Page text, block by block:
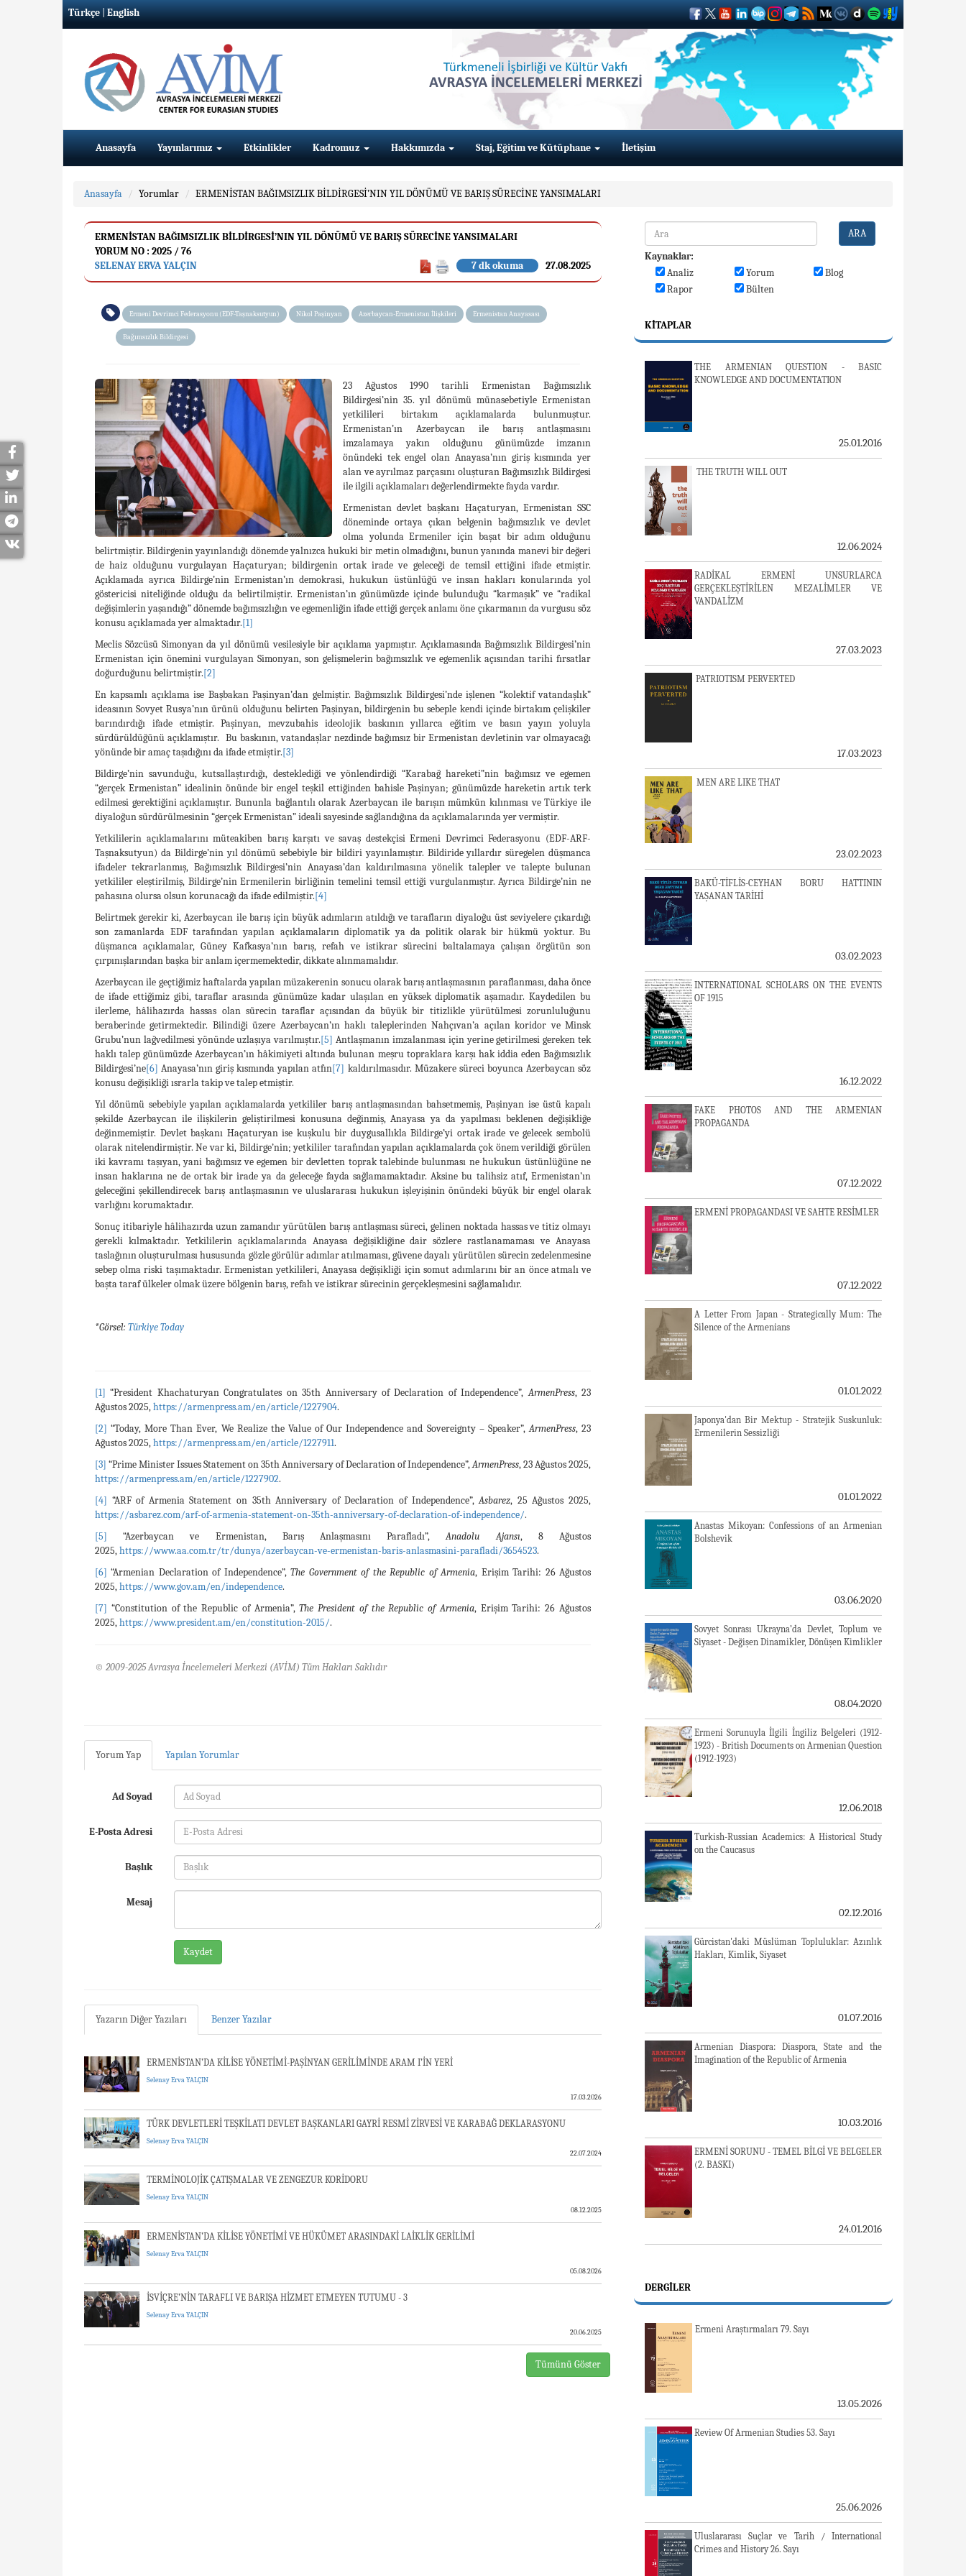
Türkçe|English
Anasayfa Yayınlarımız Etkinlikler Kadromuz Hakkımızda Staj, Eğitim ve Kütüphane İletişim
Anasayfa Yorumlar ERMENİSTAN BAĞIMSIZLIK BİLDİRGESİ’NIN YIL DÖNÜMÜ VE BARIŞ SÜRECİNE YANSIMALARI
ERMENİSTAN BAĞIMSIZLIK BİLDİRGESİ’NIN YIL DÖNÜMÜ VE BARIŞ SÜRECİNE YANSIMALARI
YORUM NO : 2025 / 76
SELENAY ERVA YALÇIN
27.08.2025
7 dk okuma
Ermeni Devrimci Federasyonu (EDF-Taşnaksutyun) Nikol Paşinyan Azerbaycan-Ermenistan İlişkileri Ermenistan Anayasası
Bağımsızlık Bildirgesi
23 Ağustos 1990 tarihli Ermenistan Bağımsızlık
Bildirgesi’nin 35. yıl dönümü münasebetiyle Ermenistan
yetkilileri birtakım açıklamalarda bulunmuştur.
Ermenistan’ın Azerbaycan ile barış antlaşmasını
imzalamaya yakın olduğunu günümüzde imzanın
önündeki tek engel olan Anayasa’nın giriş kısmında yer
alan ve ayrılmaz parçasını oluşturan Bağımsızlık Bildirgesi
ile ilgili açıklamaları değerlendirmekte fayda vardır.
Ermenistan devlet başkanı Haçaturyan, Ermenistan SSC
döneminde ortaya çıkan belgenin bağımsızlık ve devlet
olma yolunda Ermeniler için başat bir adım olduğunu
belirtmiştir. Bildirgenin yayınlandığı dönemde yalnızca hukuki bir metin olmadığını, bunun yanında manevi bir değeri
de haiz olduğunu vurgulayan Haçaturyan; bildirgenin ortak irade ve geleceği de temsil ettiğini ifade etmiştir.
Açıklamada ayrıca Bildirge’nin Ermenistan’ın demokrasi, hukukun üstünlüğü ve insan hakları konularında yol
göstericisi niteliğinde olduğu da belirtilmiştir. Ermenistan’ın günümüzde içinde bulunduğu “karmaşık” ve “radikal
değişimlerin yaşandığı” dönemde bağımsızlığın ve egemenliğin ifade ettiği gerçek anlamı öne çıkarmanın da vurgusu söz
konusu açıklamada yer almaktadır.[1]
Meclis Sözcüsü Simonyan da yıl dönümü vesilesiyle bir açıklama yapmıştır. Açıklamasında Bağımsızlık Bildirgesi’nin
Ermenistan için önemini vurgulayan Simonyan, son gelişmelerin bağımsızlık ve egemenlik açısından tarihi fırsatlar
doğurduğunu belirtmiştir.[2]
En kapsamlı açıklama ise Başbakan Paşinyan’dan gelmiştir. Bağımsızlık Bildirgesi’nde işlenen “kolektif vatandaşlık”
ideasının Sovyet Rusya’nın ürünü olduğunu belirten Paşinyan, bildirgenin bu sebeple kendi içinde birtakım çelişkiler
barındırdığı ifade etmiştir. Paşinyan, mevzubahis ideolojik baskının yıllarca eğitim ve basın yayın yoluyla
sürdürüldüğünü açıklamıştır. Bu baskının, vatandaşlar nezdinde bağımsız bir Ermenistan devletinin var olmayacağı
yönünde bir amaç taşıdığını da ifade etmiştir.[3]
Bildirge’nin savunduğu, kutsallaştırdığı, desteklediği ve yönlendirdiği “Karabağ hareketi”nin bağımsız ve egemen
“gerçek Ermenistan” idealinin önünde bir engel teşkil ettiğinden bahisle Paşinyan; günümüzde hareketin artık terk
edilmesi gerektiğini açıklamıştır. Bununla bağlantılı olarak Azerbaycan ile barışın mümkün kılınması ve Türkiye ile
diyaloğun sürdürülmesinin “gerçek Ermenistan” ideali sayesinde sağlandığına da açıklamalarında yer vermiştir.
Yetkililerin açıklamalarını müteakiben barış karşıtı ve savaş destekçisi Ermeni Devrimci Federasyonu (EDF-ARF-
Taşnaksutyun) da Bildirge’nin yıl dönümü sebebiyle bir bildiri yayınlamıştır. Bildiride yıllardır süregelen düşmanca
ifadeler tekrarlanmış, Bağımsızlık Bildirgesi’nin Anayasa’dan kaldırılmasına yönelik talepler ve talepte bulunan
yetkililer eleştirilmiş, Bildirge’nin Ermenilerin birliğinin temelini temsil ettiği vurgulanmıştır. Ayrıca Bildirge’nin ne
pahasına olursa olsun korunacağı da ifade edilmiştir.[4]
Belirtmek gerekir ki, Azerbaycan ile barış için büyük adımların atıldığı ve tarafların diyaloğu üst seviyelere çıkardığı
son zamanlarda EDF tarafından yapılan açıklamaların diplomatik ya da politik olarak bir hükmü yoktur. Bu
düşmanca açıklamalar, Güney Kafkasya’nın barış, refah ve istikrar sürecini baltalamaya çalışan örgütün son
çırpınışlarından başka bir anlam içermemektedir, dikkate alınmamalıdır.
Azerbaycan ile geçtiğimiz haftalarda yapılan müzakerenin sonucu olarak barış antlaşmasının paraflanması, daha önce
de ifade ettiğimiz gibi, taraflar arasında günümüze kadar ulaşılan en yüksek diplomatik aşamadır. Kaydedilen bu
ilerleme, hâlihazırda hassas olan sürecin taraflar açısından da büyük bir titizlikle yürütülmesi zorunluluğunu
beraberinde getirmektedir. Bilindiği üzere Azerbaycan’ın haklı taleplerinden Nahçıvan’a açılan koridor ve Minsk
Grubu’nun lağvedilmesi yönünde uzlaşıya varılmıştır.[5] Antlaşmanın imzalanması için yerine getirilmesi gereken tek
haklı talep günümüzde Azerbaycan’ın hâkimiyeti altında bulunan meşru topraklara karşı hak iddia eden Bağımsızlık
Bildirgesi’ne[6] Anayasa’nın giriş kısmında yapılan atfın[7] kaldırılmasıdır. Müzakere süreci boyunca Azerbaycan söz
konusu değişikliği ısrarla takip ve talep etmiştir.
Yıl dönümü sebebiyle yapılan açıklamalarda yetkililer barış antlaşmasından bahsetmemiş, Paşinyan ise üstü kapalı
şekilde Azerbaycan ile ilişkilerin geliştirilmesi konusuna değinmiş, Anayasa ya da yapılması beklenen değişikliğe
değinmemiştir. Devlet başkanı Haçaturyan ise kuşkulu bir duygusallıkla Bildirge’yi ortak irade ve gelecek sembolü
olarak nitelendirmiştir. Ne var ki, Bildirge’nin; yetkililer tarafından yapılan açıklamalarda çok önem verildiği görülen
iki kavramı taşıyan, yani bağımsız ve egemen bir devletten toprak talebinde bulunması ne hukukun üstünlüğüne ne
insan haklarına ne de ortak bir irade ya da geleceğe fayda sağlamamaktadır. Aksine bu talihsiz atıf, Ermenistan’ın
geleceğini şekillendirecek barış antlaşmasının ve uluslararası hukukun işleyişinin önündeki büyük bir engel olarak
varlığını korumaktadır.
Sonuç itibariyle hâlihazırda uzun zamandır yürütülen barış antlaşması süreci, gelinen noktada hassas ve titiz olmayı
gerekli kılmaktadır. Yetkililerin açıklamalarında Anayasa değişikliğine dair sözlere rastlanamaması ve Anayasa
taslağının oluşturulması hususunda gözle görülür adımlar atılmaması, güvene dayalı yürütülen sürecin zedelenmesine
sebep olma riski taşımaktadır. Ermenistan yetkilileri, Anayasa değişikliği için somut adımlarını bir an önce atmalı ve
başta taraf ülkeler olmak üzere bölgenin barış, refah ve istikrar sürecinin gerçekleşmesini sağlamalıdır.
*Görsel: Türkiye Today
[1] “President Khachaturyan Congratulates on 35th Anniversary of Declaration of Independence”,ArmenPress, 23
Ağustos 2025,https://armenpress.am/en/article/1227904.
[2] “Today, More Than Ever, We Realize the Value of Our Independence and Sovereignty – Speaker”,ArmenPress, 23
Ağustos 2025,https://armenpress.am/en/article/1227911.
[3] “Prime Minister Issues Statement on 35th Anniversary of Declaration of Independence”,ArmenPress, 23 Ağustos 2025,
https://armenpress.am/en/article/1227902.
[4] “ARF of Armenia Statement on 35th Anniversary of Declaration of Independence”,Asbarez, 25 Ağustos 2025,
https://asbarez.com/arf-of-armenia-statement-on-35th-anniversary-of-declaration-of-independence/.
[5] “Azerbaycan ve Ermenistan, Barış Anlaşmasını Parafladı”,Anadolu Ajansı, 8 Ağustos
2025,https://www.aa.com.tr/tr/dunya/azerbaycan-ve-ermenistan-baris-anlasmasini-parafladi/3654523.
[6] “Armenian Declaration of Independence”,The Government of the Republic of Armenia, Erişim Tarihi: 26 Ağustos
2025,https://www.gov.am/en/independence.
[7] “Constitution of the Republic of Armenia”,The President of the Republic of Armenia, Erişim Tarihi: 26 Ağustos
2025,https://www.president.am/en/constitution-2015/.
© 2009-2025 Avrasya İncelemeleri Merkezi (AVİM) Tüm Hakları Saklıdır
Yorum Yap Yapılan Yorumlar
Ad Soyad
E-Posta Adresi
Başlık
Mesaj
Kaydet
Yazarın Diğer Yazıları Benzer Yazılar
ERMENİSTAN’DA KİLİSE YÖNETİMİ-PAŞİNYAN GERİLİMİNDE ARAM I’İN YERİ
Selenay Erva YALÇIN
17.03.2026
TÜRK DEVLETLERİ TEŞKİLATI DEVLET BAŞKANLARI GAYRİ RESMİ ZİRVESİ VE KARABAĞ DEKLARASYONU
Selenay Erva YALÇIN
22.07.2024
TERMİNOLOJİK ÇATIŞMALAR VE ZENGEZUR KORİDORU
Selenay Erva YALÇIN
08.12.2025
ERMENİSTAN’DA KİLİSE YÖNETİMİ VE HÜKÜMET ARASINDAKİ LAİKLİK GERİLİMİ
Selenay Erva YALÇIN
05.08.2026
İSVİÇRE’NİN TARAFLI VE BARIŞA HİZMET ETMEYEN TUTUMU - 3
Selenay Erva YALÇIN
20.06.2025
Tümünü Göster
ARA
Kaynaklar:
Analiz
Yorum
Blog
Rapor
Bülten
KITAPLAR
THE ARMENIAN QUESTION - BASIC
KNOWLEDGE AND DOCUMENTATION
25.01.2016
THE TRUTH WILL OUT
12.06.2024
RADİKAL ERMENİ UNSURLARCA
GERÇEKLEŞTİRİLEN MEZALİMLER VE
VANDALİZM
27.03.2023
PATRIOTISM PERVERTED
17.03.2023
MEN ARE LIKE THAT
23.02.2023
BAKÜ-TİFLİS-CEYHAN BORU HATTININ
YAŞANAN TARİHİ
03.02.2023
INTERNATIONAL SCHOLARS ON THE EVENTS
OF 1915
16.12.2022
FAKE PHOTOS AND THE ARMENIAN
PROPAGANDA
07.12.2022
ERMENİ PROPAGANDASI VE SAHTE RESİMLER
07.12.2022
A Letter From Japan - Strategically Mum: The
Silence of the Armenians
01.01.2022
Japonya'dan Bir Mektup - Stratejik Suskunluk:
Ermenilerin Sessizliği
01.01.2022
Anastas Mikoyan: Confessions of an Armenian
Bolshevik
03.06.2020
Sovyet Sonrası Ukrayna’da Devlet, Toplum ve
Siyaset - Değişen Dinamikler, Dönüşen Kimlikler
08.04.2020
Ermeni Sorunuyla İlgili İngiliz Belgeleri (1912-
1923) - British Documents on Armenian Question
(1912-1923)
12.06.2018
Turkish-Russian Academics: A Historical Study
on the Caucasus
02.12.2016
Gürcistan'daki Müslüman Topluluklar: Azınlık
Hakları, Kimlik, Siyaset
01.07.2016
Armenian Diaspora: Diaspora, State and the
Imagination of the Republic of Armenia
10.03.2016
ERMENİ SORUNU - TEMEL BİLGİ VE BELGELER
(2. BASKI)
24.01.2016
DERGILER
Ermeni Araştırmaları 79. Sayı
13.05.2026
Review Of Armenian Studies 53. Sayı
25.06.2026
Uluslararası Suçlar ve Tarih / International
Crimes and History 26. Sayı